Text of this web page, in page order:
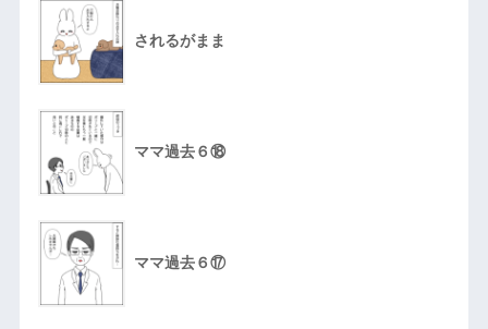
されるがまま
ママ過去６⑱
ママ過去６⑰